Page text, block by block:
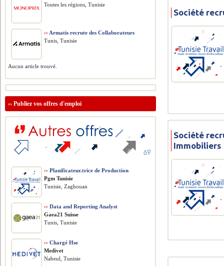
Société
Société
Immobiliers
Toutes les régions, Tunisie
›› Armatis recrute des Collaborateurs
Tunis, Tunisie
Aucun article trouvé.
››Publiez vos offres d'emploi
›› Planificateur.trice de Production
Pgm Tunisie
Tunisie, Zaghouan
›› Data and Reporting Analyst
Gaea21 Suisse
Tunis, Tunisie
›› Chargé Hse
Medivet
Nabeul, Tunisie